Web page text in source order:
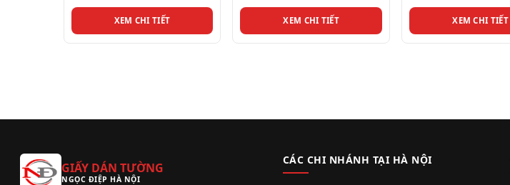
XEM CHI TIẾT XEM CHI TIẾT XEM CHI TIẾT
GIẤY DÁN TƯỜNG
NGỌC ĐIỆP HÀ NỘI
CÁC CHI NHÁNH TẠI HÀ NỘI